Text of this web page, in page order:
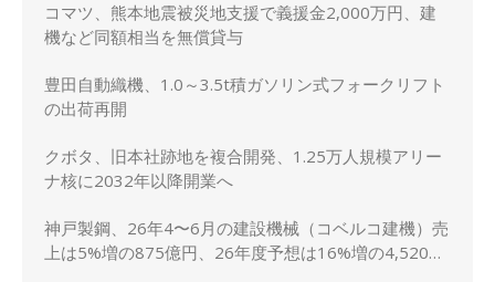
コマツ、熊本地震被災地支援で義援金2,000万円、建
機など同額相当を無償貸与
豊田自動織機、1.0～3.5t積ガソリン式フォークリフト
の出荷再開
クボタ、旧本社跡地を複合開発、1.25万人規模アリー
ナ核に2032年以降開業へ
神戸製鋼、26年4〜6月の建設機械（コベルコ建機）売
上は5%増の875億円、26年度予想は16%増の4,520億